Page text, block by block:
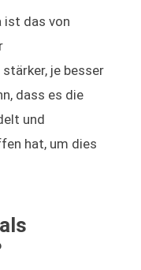
ist das von
je besser
dass es die
und
hat, um dies